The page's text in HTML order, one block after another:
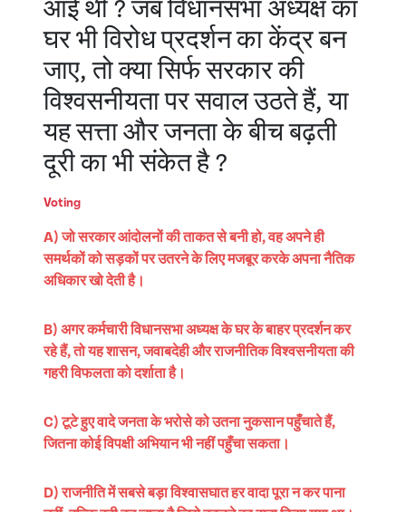
आई थी ? जब विधानसभा अध्यक्ष का
घर भी विरोध प्रदर्शन का केंद्र बन
जाए, तो क्या सिर्फ सरकार की
विश्वसनीयता पर सवाल उठते हैं, या
यह सत्ता और जनता के बीच बढ़ती
दूरी का भी संकेत है ?
Voting
A) जो सरकार आंदोलनों की ताकत से बनी हो, वह अपने ही
समर्थकों को सड़कों पर उतरने के लिए मजबूर करके अपना नैतिक
अधिकार खो देती है।
B) अगर कर्मचारी विधानसभा अध्यक्ष के घर के बाहर प्रदर्शन कर
रहे हैं, तो यह शासन, जवाबदेही और राजनीतिक विश्वसनीयता की
गहरी विफलता को दर्शाता है।
C) टूटे हुए वादे जनता के भरोसे को उतना नुकसान पहुँचाते हैं,
जितना कोई विपक्षी अभियान भी नहीं पहुँचा सकता।
D) राजनीति में सबसे बड़ा विश्वासघात हर वादा पूरा न कर पाना